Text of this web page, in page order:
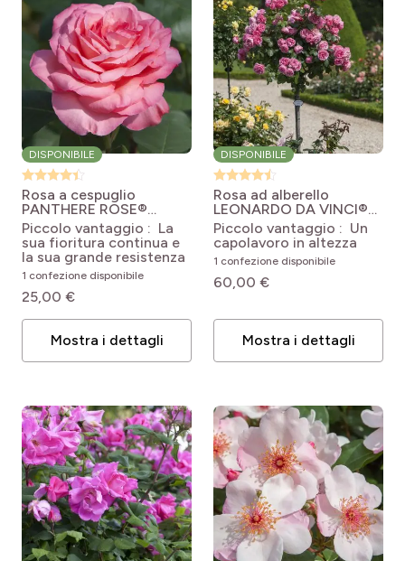
DISPONIBILE
Rosa a cespuglio
PANTHERE ROSE®
Meicapinal Rosa
Panthere Rose
Piccolo vantaggio : La
sua fioritura continua e
la sua grande resistenza
1 confezione disponibile
25,00 €
Mostra i dettagli
DISPONIBILE
Rosa ad alberello
LEONARDO DA VINCI®
Meideauri Rosa x
floribunda Leonardo da
Vinci ® 'Meideauri'
Piccolo vantaggio : Un
capolavoro in altezza
1 confezione disponibile
60,00 €
Mostra i dettagli